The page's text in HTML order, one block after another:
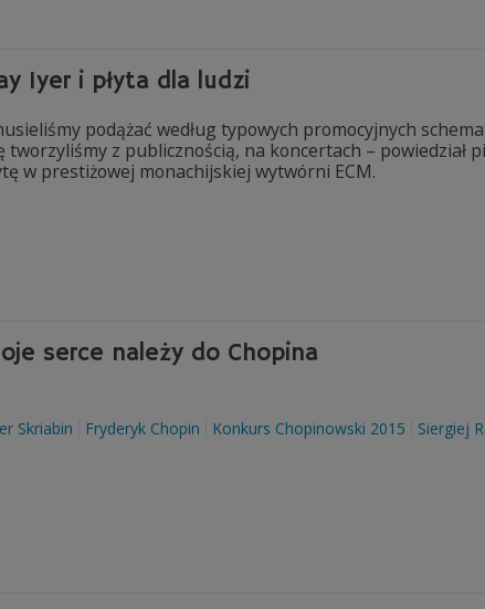
Iyer i płyta dla ludzi
podążać według typowych promocyjnych
tworzyliśmy z publicznością, na koncertach – powiedział
w prestiżowej monachijskiej wytwórni ECM.
serce należy do Chopina
Skriabin Fryderyk Chopin Konkurs Chopinowski 2015 Siergiej